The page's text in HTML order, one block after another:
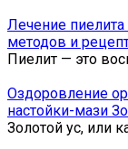
Лечение
методов и
Пиелит — это
Оздоровление
настойки-мази
Золотой ус, или